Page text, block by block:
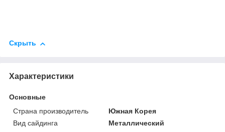
Скрыть
Характеристики
Основные
Страна производитель
Южная Корея
Вид сайдинга
Металлический